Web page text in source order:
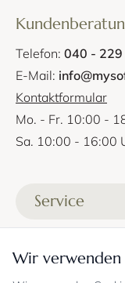
Wir verwenden
Telefon: 040 -
E-Mail:
Kontaktformular
Mo. - Fr. 10:00 -
Sa. 10:00 - 16:00
Service